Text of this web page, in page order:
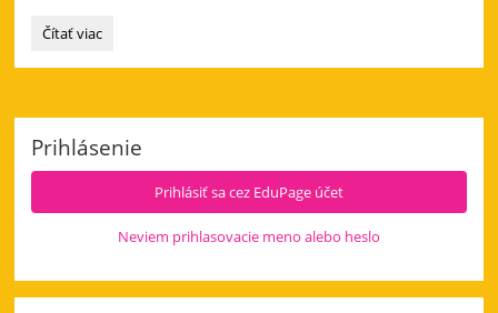
Výmenný
Havlíčkův
a
4.
Čítať viac
Prihlásenie
Prihlásiť sa cez EduPage účet
Neviem prihlasovacie meno alebo heslo